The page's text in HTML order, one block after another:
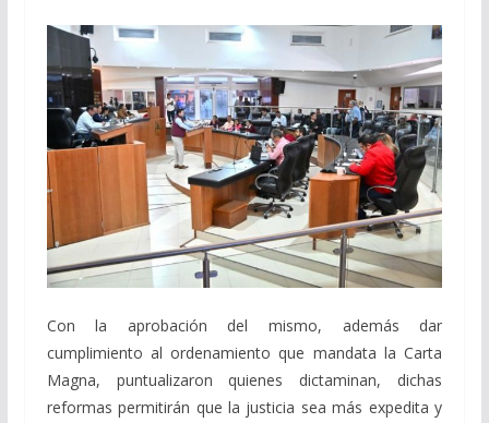
Con la aprobación del mismo, además dar
cumplimiento al ordenamiento que mandata la Carta
Magna, puntualizaron quienes dictaminan, dichas
reformas permitirán que la justicia sea más expedita y